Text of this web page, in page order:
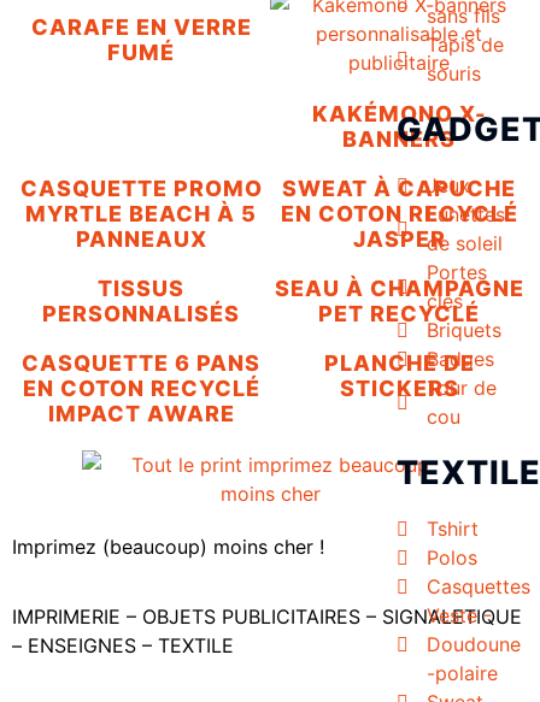
sans fils
Tapis de
souris
Jeux
Lunettes
de soleil
Portes
clés
Briquets
Badges
Tour de
cou
TEXTILE
Tshirt
Polos
Casquettes
Veste -
Doudoune
-polaire
CARAFE EN VERRE
FUMÉ
KAKÉMONO X-
BANNERS
CASQUETTE PROMO
MYRTLE BEACH À 5
PANNEAUX
SWEAT À CAPUCHE
EN COTON RECYCLÉ
JASPER
TISSUS
PERSONNALISÉS
SEAU À CHAMPAGNE
PET RECYCLÉ
CASQUETTE 6 PANS
EN COTON RECYCLÉ
IMPACT AWARE
PLANCHE DE
STICKERS
Imprimez (beaucoup) moins cher !
IMPRIMERIE – OBJETS PUBLICITAIRES – SIGNALETIQUE
– ENSEIGNES – TEXTILE